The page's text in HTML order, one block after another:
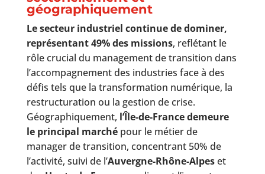
géographiquement
Le secteur industriel continue de dominer,
représentant 49% des missions, reflétant le
rôle crucial du management de transition dans
l’accompagnement des industries face à des
défis tels que la transformation numérique, la
restructuration ou la gestion de crise.
Géographiquement, l’Île-de-France demeure
le principal marchépour le métier de
manager de transition, concentrant 50% de
l’activité, suivi de l’Auvergne-Rhône-Alpeset